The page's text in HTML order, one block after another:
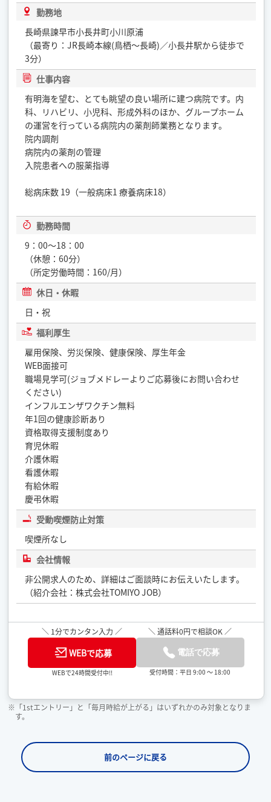
勤務地
長崎県諫早市小長井町小川原浦
（最寄り：JR長崎本線(鳥栖〜長崎)／小長井駅から徒歩で
3分）
仕事内容
有明海を望む、とても眺望の良い場所に建つ病院です。内
科、リハビリ、小児科、形成外科のほか、グループホーム
の運営を行っている病院内の薬剤師業務となります。
院内調剤
病院内の薬剤の管理
入院患者への服薬指導
総病床数 19（一般病床1 療養病床18）
勤務時間
9：00〜18：00
（休憩：60分）
（所定労働時間：160/月）
休日・休暇
日・祝
福利厚生
雇用保険、労災保険、健康保険、厚生年金
WEB面接可
職場見学可(ジョブメドレーよりご応募後にお問い合わせ
ください)
インフルエンザワクチン無料
年1回の健康診断あり
資格取得支援制度あり
育児休暇
介護休暇
看護休暇
有給休暇
慶弔休暇
受動喫煙防止対策
喫煙所なし
会社情報
非公開求人のため、詳細はご面談時にお伝えいたします。
（紹介会社：株式会社TOMIYO JOB）
＼ 1分でカンタン入力 ／
WEBで応募
WEBで24時間受付中!!
＼ 通話料0円で相談OK ／
電話で応募
受付時間：平日 9:00 ～ 18:00
※「1stエントリー」と「毎月時給が上がる」はいずれかのみ対象となりま
す。
前のページに戻る